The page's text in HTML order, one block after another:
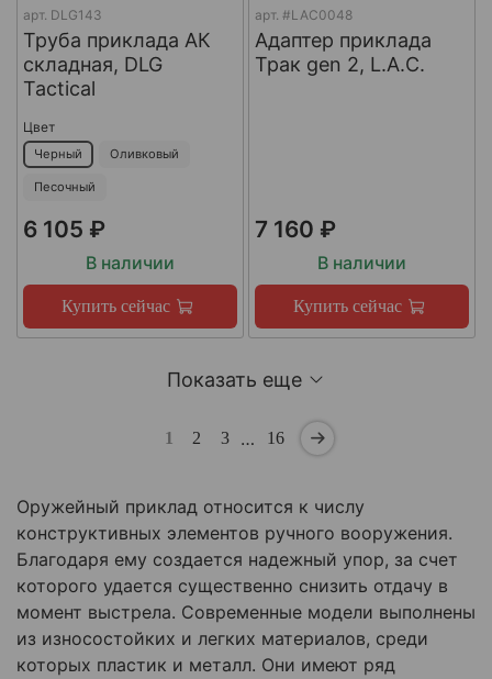
арт. DLG143
Труба приклада АК
складная, DLG
Tactical
Цвет
Черный Оливковый
Песочный
6 105 ₽
В наличии
Купить сейчас
арт. #LAC0048
Адаптер приклада
Трак gen 2, L.A.C.
7 160 ₽
В наличии
Купить сейчас
Показать еще
1 2 3 … 16
Оружейный приклад относится к числу
конструктивных элементов ручного вооружения.
Благодаря ему создается надежный упор, за счет
которого удается существенно снизить отдачу в
момент выстрела. Современные модели выполнены
из износостойких и легких материалов, среди
которых пластик и металл. Они имеют ряд